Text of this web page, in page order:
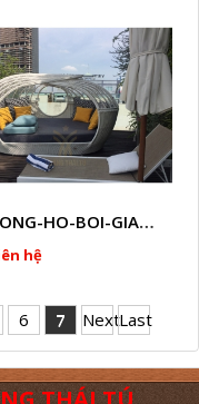
GIUONG-HO-BOI-GIA-MAY-HTT - B65
hệ
6 7 NextLast